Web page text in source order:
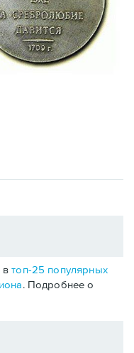
втоп-25 популярных
. Подробнее о